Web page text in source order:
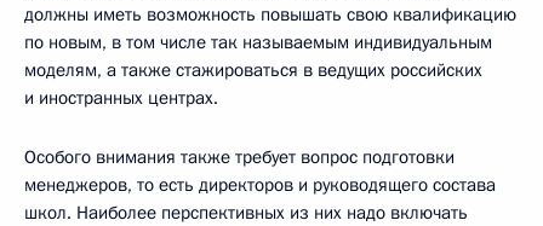
должны иметь возможность повышать свою квалификацию
по новым, в том числе так называемым индивидуальным
моделям, а также стажироваться в ведущих российских
и иностранных центрах.
Особого внимания также требует вопрос подготовки
менеджеров, то есть директоров и руководящего состава
школ. Наиболее перспективных из них надо включать